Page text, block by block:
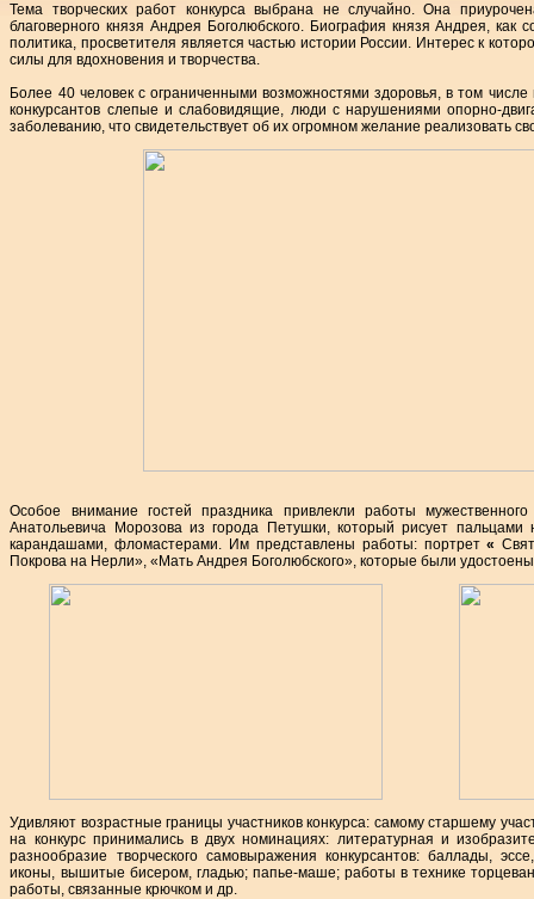
Тема творческих работ конкурса выбрана не случайно. Она
благоверного князя Андрея Боголюбского. Биография князя Андрея, как
политика, просветителя является частью истории России. Интерес к
силы для вдохновения и творчества.
Более 40 человек с ограниченными возможностями здоровья, в том
конкурсантов слепые и слабовидящие, люди с нарушениями опорно-
заболеванию, что свидетельствует об их огромном желание реализовать
Особое внимание гостей праздника привлекли работы
Анатольевича Морозова из города Петушки, который рисует пальцами
карандашами, фломастерами. Им представлены работы: портрет«
Покрова на Нерли», «Мать Андрея Боголюбского», которые были
Удивляют возрастные границы участников конкурса: самому старшему
на конкурс принимались в двух номинациях: литературная и
разнообразие творческого самовыражения конкурсантов: баллады,
иконы, вышитые бисером, гладью; папье-маше; работы в технике
работы, связанные крючком и др.